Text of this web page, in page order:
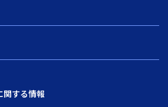
関する情報